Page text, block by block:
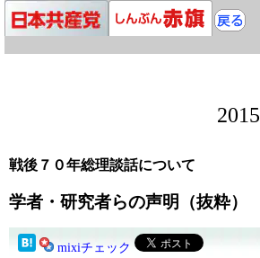
戦後７０年総理談話について
学者・研究者らの声明（抜粋）
mixiチェック